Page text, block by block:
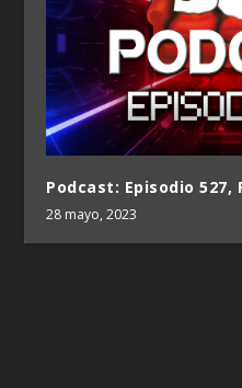
Podcast: Episodio 527,
28 mayo, 2023